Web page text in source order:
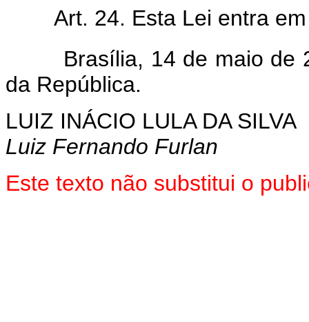
Art. 24. Esta Lei entra em
Brasília, 14 de maio de
da República.
LUIZ INÁCIO LULA DA SILVA
Luiz Fernando Furlan
Este texto não substitui o